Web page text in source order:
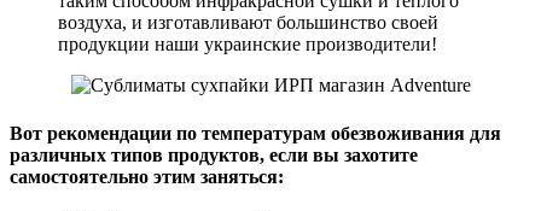
воздуха, и изготавливают большинство своей
продукции наши украинские производители!
Вот рекомендации по температурам обезвоживания для
различных типов продуктов, если вы захотите
самостоятельно этим заняться: